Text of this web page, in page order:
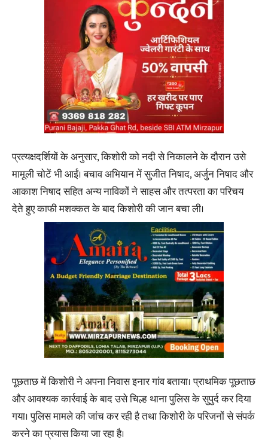
प्रत्यक्षदर्शियों के अनुसार, किशोरी को नदी से निकालने के दौरान उसे
मामूली चोटें भी आईं। बचाव अभियान में सुजीत निषाद, अर्जुन निषाद और
आकाश निषाद सहित अन्य नाविकों ने साहस और तत्परता का परिचय
देते हुए काफी मशक्कत के बाद किशोरी की जान बचा ली।
पूछताछ में किशोरी ने अपना निवास इनार गांव बताया। प्राथमिक पूछताछ
और आवश्यक कार्रवाई के बाद उसे चिल्ह थाना पुलिस के सुपुर्द कर दिया
गया। पुलिस मामले की जांच कर रही है तथा किशोरी के परिजनों से संपर्क
करने का प्रयास किया जा रहा है।